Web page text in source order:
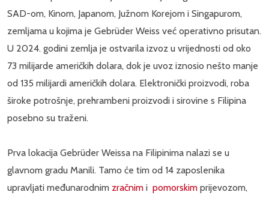
SAD-om, Kinom, Japanom, Južnom Korejom i Singapurom,
zemljama u kojima je Gebrüder Weiss već operativno prisutan.
U 2024. godini zemlja je ostvarila izvoz u vrijednosti od oko
73 milijarde američkih dolara, dok je uvoz iznosio nešto manje
od 135 milijardi američkih dolara. Elektronički proizvodi, roba
široke potrošnje, prehrambeni proizvodi i sirovine s Filipina
posebno su traženi.
Prva lokacija Gebrüder Weissa na Filipinima nalazi se u
glavnom gradu Manili. Tamo će tim od 14 zaposlenika
upravljati međunarodnim zračnim i pomorskim prijevozom,